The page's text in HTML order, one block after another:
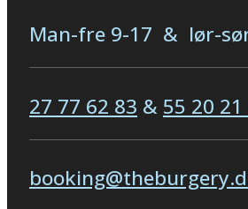
Man-fre 9-17 & lør-
27 77 62 83 & 55 20 21